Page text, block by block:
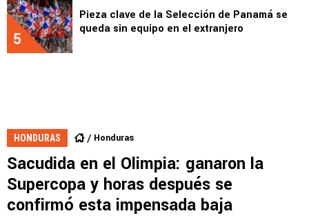
5
Pieza clave de la Selección de Panamá se
queda sin equipo en el extranjero
HONDURAS Honduras
Sacudida en el Olimpia: ganaron la
Supercopa y horas después se
confirmó esta impensada baja